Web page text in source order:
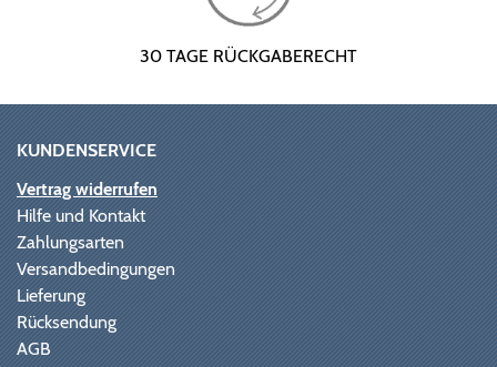
30 TAGE RÜCKGABERECHT
KUNDENSERVICE
Vertrag widerrufen
Hilfe und Kontakt
Zahlungsarten
Versandbedingungen
Lieferung
Rücksendung
AGB